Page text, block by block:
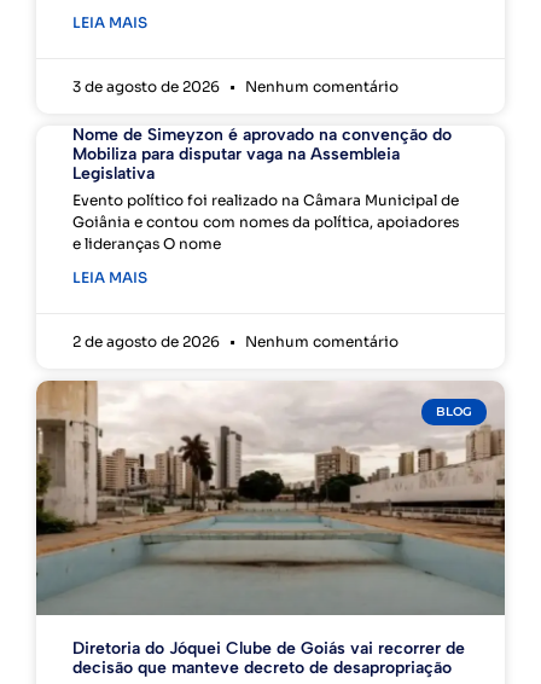
LEIA MAIS
3 de agosto de 2026 Nenhum comentário
Nome de Simeyzon é aprovado na convenção do
Mobiliza para disputar vaga na Assembleia
Legislativa
Evento político foi realizado na Câmara Municipal de
Goiânia e contou com nomes da política, apoiadores
e lideranças O nome
LEIA MAIS
2 de agosto de 2026 Nenhum comentário
BLOG
Diretoria do Jóquei Clube de Goiás vai recorrer de
decisão que manteve decreto de desapropriação